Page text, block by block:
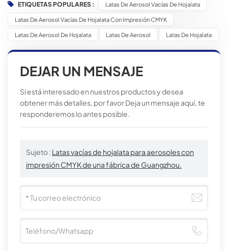
ETIQUETAS POPULARES : Latas De Aerosol Vacías De Hojalata
Latas De Aerosol Vacías De Hojalata Con Impresión CMYK
Latas De Aerosol De Hojalata Latas De Aerosol Latas De Hojalata
DEJAR UN MENSAJE
Si está interesado en nuestros productos y desea
obtener más detalles, por favor Deja un mensaje aquí, te
responderemos lo antes posible.
Sujeto : Latas vacías de hojalata para aerosoles con
impresión CMYK de una fábrica de Guangzhou.